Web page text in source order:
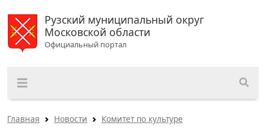
Рузский муниципальный округ
Московской области
Официальный портал
Главная Новости Комитет по культуре